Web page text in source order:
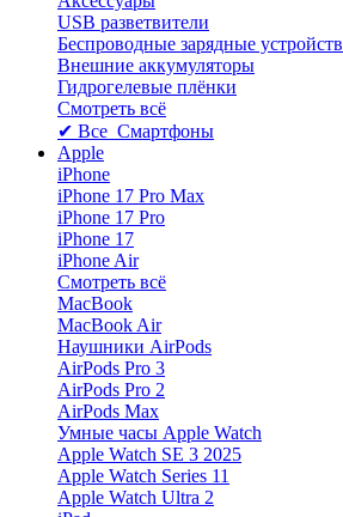
USB разветвители
Беспроводные зарядные
Внешние аккумуляторы
Гидрогелевые плёнки
Смотреть всё
✔ Все Смартфоны
Apple
iPhone
iPhone 17 Pro Max
iPhone 17 Pro
iPhone 17
iPhone Air
Смотреть всё
MacBook
MacBook Air
Наушники AirPods
AirPods Pro 3
AirPods Pro 2
AirPods Max
Умные часы Apple Watch
Apple Watch SE 3 2025
Apple Watch Series 11
Apple Watch Ultra 2